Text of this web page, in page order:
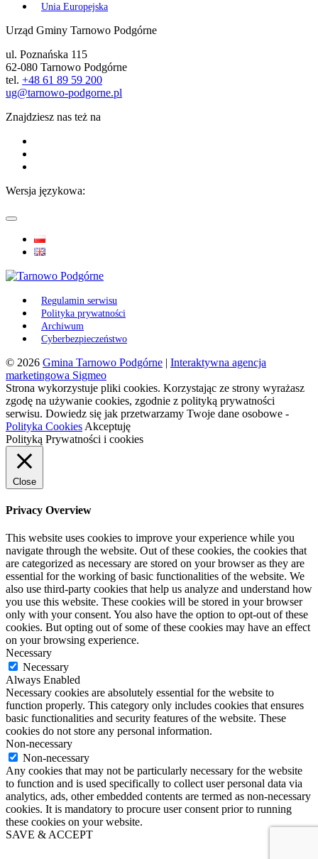
Unia Europejska
Urząd Gminy Tarnowo Podgórne
ul. Poznańska 115
62-080 Tarnowo Podgórne
tel. +48 61 89 59 200
ug@tarnowo-podgorne.pl
Znajdziesz nas też na
Wersja językowa:
Regulamin serwisu
Polityka prywatności
Archiwum
Cyberbezpieczeństwo
© 2026 Gmina Tarnowo Podgórne | Interaktywna agencja
marketingowa Sigmeo
Strona wykorzystuje pliki cookies. Korzystając ze strony wyrażasz
zgodę na używanie cookies, zgodnie z polityką prywatności
serwisu. Dowiedz się jak przetwarzamy Twoje dane osobowe -
Polityka Cookies Akceptuję
Polityką Prywatności i cookies
Close
Privacy Overview
This website uses cookies to improve your experience while you
navigate through the website. Out of these cookies, the cookies that
are categorized as necessary are stored on your browser as they are
essential for the working of basic functionalities of the website. We
also use third-party cookies that help us analyze and understand how
you use this website. These cookies will be stored in your browser
only with your consent. You also have the option to opt-out of these
cookies. But opting out of some of these cookies may have an effect
on your browsing experience.
Necessary
Necessary
Always Enabled
Necessary cookies are absolutely essential for the website to
function properly. This category only includes cookies that ensures
basic functionalities and security features of the website. These
cookies do not store any personal information.
Non-necessary
Non-necessary
Any cookies that may not be particularly necessary for the website
to function and is used specifically to collect user personal data via
analytics, ads, other embedded contents are termed as non-necessary
cookies. It is mandatory to procure user consent prior to running
these cookies on your website.
SAVE & ACCEPT